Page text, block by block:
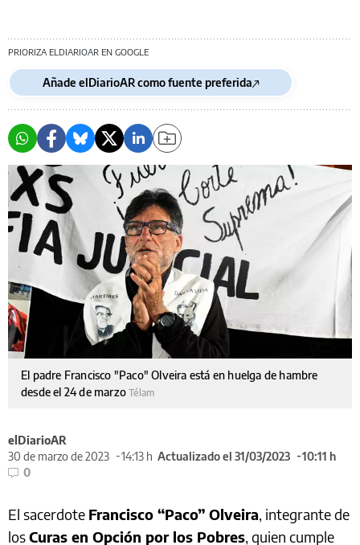
PRIORIZA ELDIARIOAR EN GOOGLE
Añade elDiarioAR como fuente preferida
El padre Francisco "Paco" Olveira está en huelga de hambre
desde el 24 de marzoTélam
elDiarioAR
30 de marzo de 2023
14:13 h Actualizado el 31/03/2023
10:11 h
0
El sacerdote Francisco “Paco” Olveira, integrante de
losCuras en Opción por los Pobres, quien cumple